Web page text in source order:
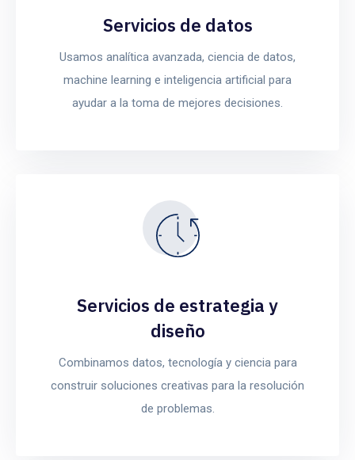
Servicios de datos
Usamos analítica avanzada, ciencia de datos,
machine learning e inteligencia artificial para
ayudar a la toma de mejores decisiones.
Servicios de estrategia y
diseño
Combinamos datos, tecnología y ciencia para
construir soluciones creativas para la resolución
de problemas.